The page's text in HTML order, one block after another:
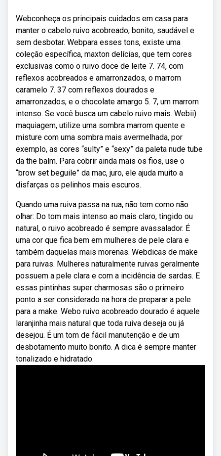
Webconheça os principais cuidados em casa para
manter o cabelo ruivo acobreado, bonito, saudável e
sem desbotar. Webpara esses tons, existe uma
coleção específica, maxton delícias, que tem cores
exclusivas como o ruivo doce de leite 7. 74, com
reflexos acobreados e amarronzados, o marrom
caramelo 7. 37 com reflexos dourados e
amarronzados, e o chocolate amargo 5. 7, um marrom
intenso. Se você busca um cabelo ruivo mais. Webii)
maquiagem, utilize uma sombra marrom quente e
misture com uma sombra mais avermelhada, por
exemplo, as cores “sulty” e “sexy” da paleta nude tube
da the balm. Para cobrir ainda mais os fios, use o
“brow set beguile” da mac, juro, ele ajuda muito a
disfarças os pelinhos mais escuros.
Quando uma ruiva passa na rua, não tem como não
olhar: Do tom mais intenso ao mais claro, tingido ou
natural, o ruivo acobreado é sempre avassalador. É
uma cor que fica bem em mulheres de pele clara e
também daquelas mais morenas. Webdicas de make
para ruivas. Mulheres naturalmente ruivas geralmente
possuem a pele clara e com a incidência de sardas. E
essas pintinhas super charmosas são o primeiro
ponto a ser considerado na hora de preparar a pele
para a make. Webo ruivo acobreado dourado é aquele
laranjinha mais natural que toda ruiva deseja ou já
desejou. É um tom de fácil manutenção e de um
desbotamento muito bonito. A dica é sempre manter
tonalizado e hidratado.